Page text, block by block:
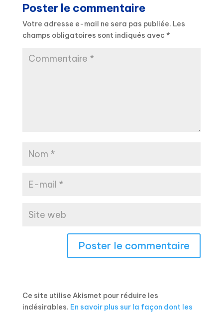
Poster le commentaire
Votre adresse e-mail ne sera pas publiée. Les
champs obligatoires sont indiqués avec *
Ce site utilise Akismet pour réduire les
indésirables. En savoir plus sur la façon dont les